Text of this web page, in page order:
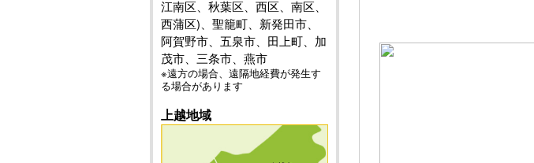
江南区、秋葉区、西区、南区、
西蒲区)、聖籠町、新発田市、
阿賀野市、五泉市、田上町、加
茂市、三条市、燕市
※遠方の場合、遠隔地経費が発生す
る場合があります
上越地域